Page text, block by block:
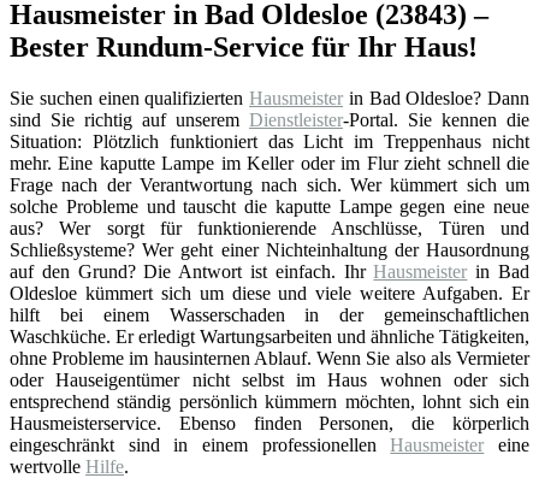
Hausmeister in Bad Oldesloe (23843) –
Bester Rundum-Service für Ihr Haus!
Sie suchen einen qualifizierten Hausmeister in Bad Oldesloe? Dann
sind Sie richtig auf unserem Dienstleister-Portal. Sie kennen die
Situation: Plötzlich funktioniert das Licht im Treppenhaus nicht
mehr. Eine kaputte Lampe im Keller oder im Flur zieht schnell die
Frage nach der Verantwortung nach sich. Wer kümmert sich um
solche Probleme und tauscht die kaputte Lampe gegen eine neue
aus? Wer sorgt für funktionierende Anschlüsse, Türen und
Schließsysteme? Wer geht einer Nichteinhaltung der Hausordnung
auf den Grund? Die Antwort ist einfach. IhrHausmeister in Bad
Oldesloe kümmert sich um diese und viele weitere Aufgaben. Er
hilft bei einem Wasserschaden in der gemeinschaftlichen
Waschküche. Er erledigt Wartungsarbeiten und ähnliche Tätigkeiten,
ohne Probleme im hausinternen Ablauf. Wenn Sie also als Vermieter
oder Hauseigentümer nicht selbst im Haus wohnen oder sich
entsprechend ständig persönlich kümmern möchten, lohnt sich ein
Hausmeisterservice. Ebenso finden Personen, die körperlich
eingeschränkt sind in einem professionellenHausmeister eine
wertvolle Hilfe.